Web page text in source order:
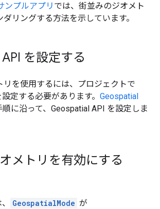
ンプルアプリ では、街並みのジオメト
リングする方法を示しています。
を設定する
リを使用するには、プロジェクトで
定する必要があります。 Geospatial
順に沿って、Geospatial API を設定しま
メトリを有効にする
GeospatialMode が